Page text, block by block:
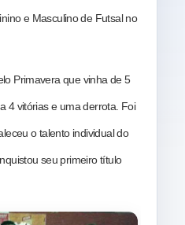
e Masculino de Futsal no
Primavera que vinha de 5
4 vitórias e uma derrota. Foi
o talento individual do
seu primeiro título